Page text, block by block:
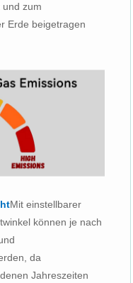
zum
Erde beigetragen
Mit einstellbarer
können je nach
da
Jahreszeiten